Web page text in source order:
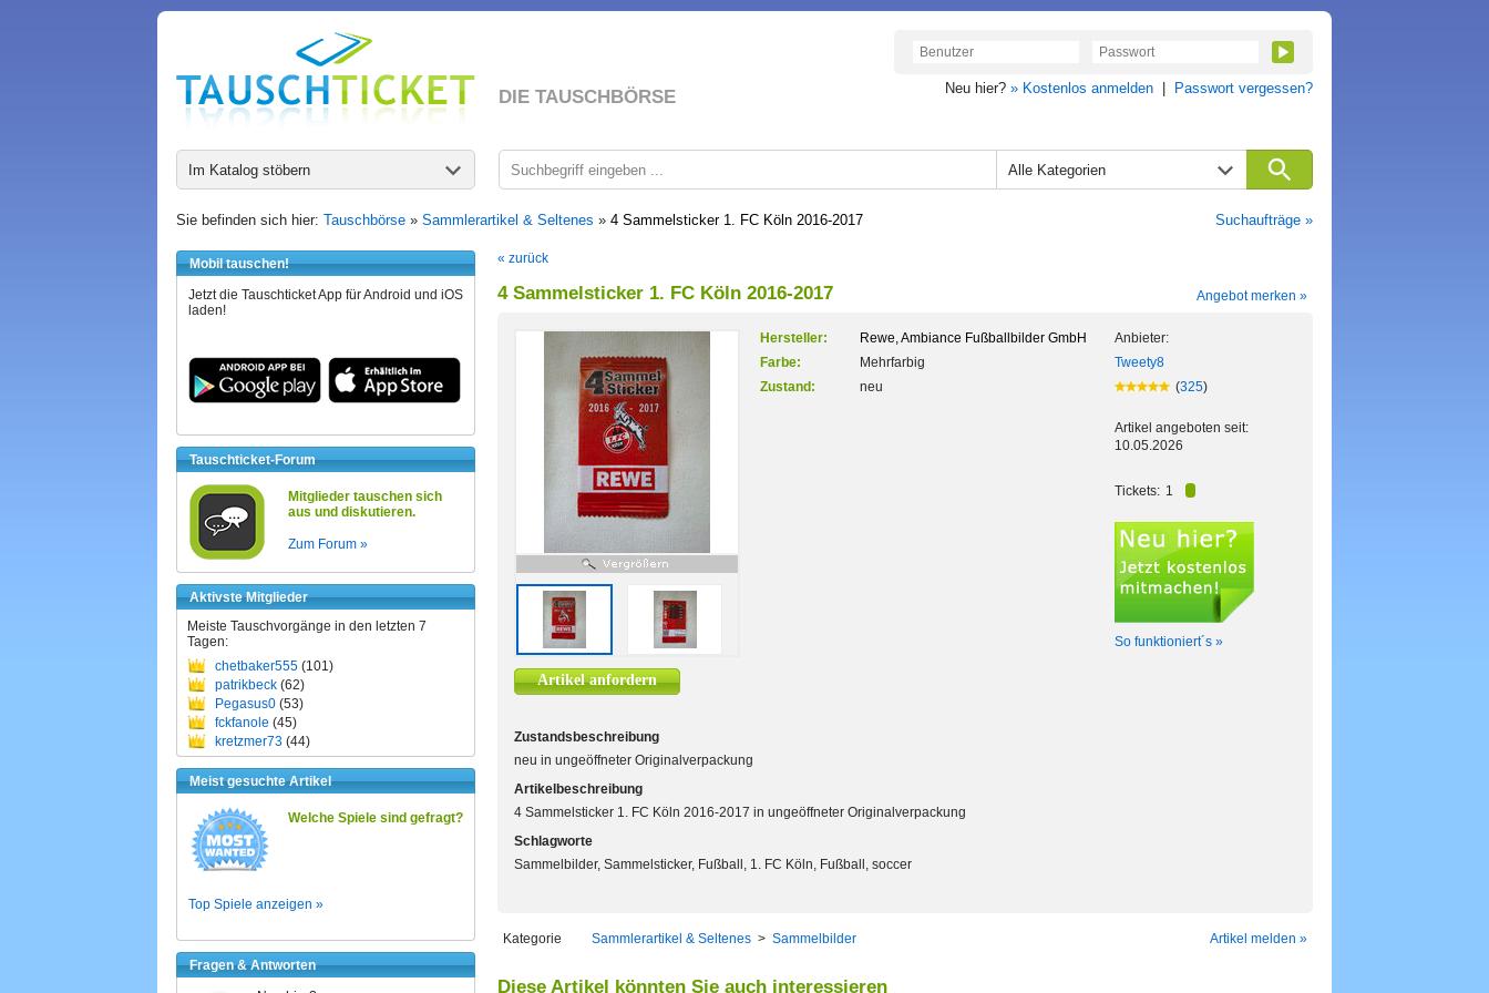
DIE TAUSCHBÖRSE Neu hier? » Kostenlos anmelden Passwort vergessen?
Im Katalog stöbern Alle Kategorien
Sie befinden sich hier: Tauschbörse » Sammlerartikel & Seltenes » 4 Sammelsticker 1. FC Köln 2016-2017 Suchaufträge »
Mobil tauschen!
Jetzt die Tauschticket App für Android und iOS
laden!
Tauschticket-Forum
Mitglieder tauschen sich
aus und diskutieren.
Zum Forum »
Aktivste Mitglieder
Meiste Tauschvorgänge in den letzten 7
Tagen:
chetbaker555 (101)
patrikbeck (62)
Pegasus0 (53)
fckfanole (45)
kretzmer73 (44)
Meist gesuchte Artikel
Welche Spiele sind gefragt?
Top Spiele anzeigen »
Fragen & Antworten
« zurück
4 Sammelsticker 1. FC Köln 2016-2017 Angebot merken »
Artikel anfordern
Hersteller:
Rewe, Ambiance Fußballbilder GmbH
Farbe:
Mehrfarbig
Zustand:
neu
Anbieter:
Tweety8
(325)
Artikel angeboten seit:
10.05.2026
Tickets: 1
So funktioniert´s »
Zustandsbeschreibung
neu in ungeöffneter Originalverpackung
Artikelbeschreibung
4 Sammelsticker 1. FC Köln 2016-2017 in ungeöffneter Originalverpackung
Schlagworte
Sammelbilder, Sammelsticker, Fußball, 1. FC Köln, Fußball, soccer
Kategorie Sammlerartikel & Seltenes > Sammelbilder Artikel melden »
Diese Artikel könnten Sie auch interessieren